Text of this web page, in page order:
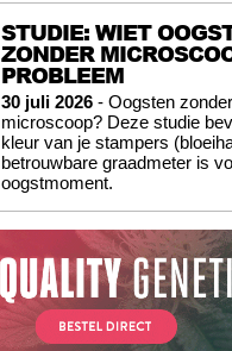
STUDIE: WIET
ZONDER
PROBLEEM
30 juli 2026 - Oogsten zonder
microscoop? Deze studie
kleur van je stampers
betrouwbare graadmeter is
oogstmoment.